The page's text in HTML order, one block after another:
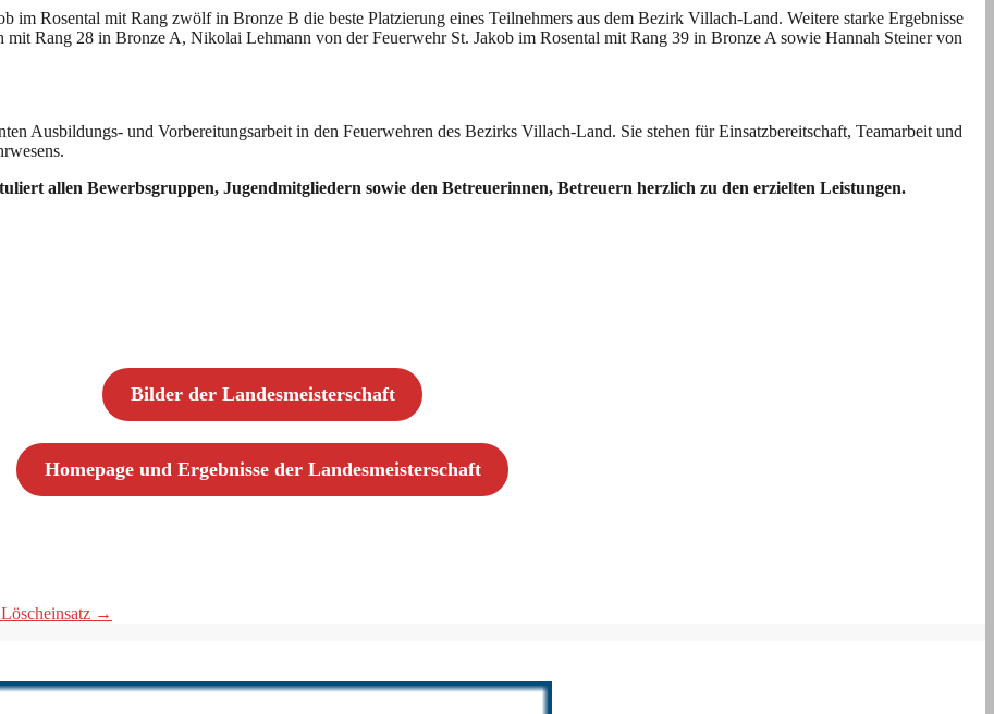
im Rosental mit Rang zwölf in Bronze B die beste Platzierung eines Teilnehmers aus dem Bezirk Villach-Land. Weitere starke Ergebnisse
Rang 28 in Bronze A, Nikolai Lehmann von der Feuerwehr St. Jakob im Rosental mit Rang 39 in Bronze A sowie Hannah Steiner von
Ausbildungs- und Vorbereitungsarbeit in den Feuerwehren des Bezirks Villach-Land. Sie stehen für Einsatzbereitschaft, Teamarbeit und
allen Bewerbsgruppen, Jugendmitgliedern sowie den Betreuerinnen, Betreuern herzlich zu den erzielten Leistungen.
Bilder der Landesmeisterschaft
Homepage und Ergebnisse der Landesmeisterschaft
→